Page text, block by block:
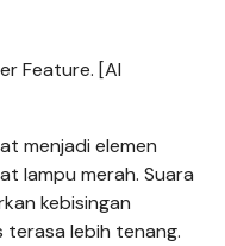
Feature. [AI
menjadi elemen
lampu merah. Suara
kebisingan
terasa lebih tenang.